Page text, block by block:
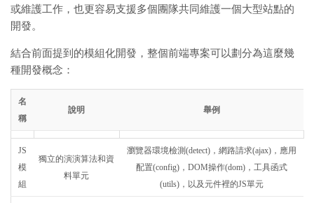
或維護工作，也更容易支援多個團隊共同維護一個大型站點的
開發。
結合前面提到的模組化開發，整個前端專案可以劃分為這麼幾
種開發概念：
名
稱
說明 舉例
JS
模
組
獨立的演演算法和資
料單元
瀏覽器環境檢測(detect)，網路請求(ajax)，應用
配置(config)，DOM操作(dom)，工具函式
(utils)，以及元件裡的JS單元